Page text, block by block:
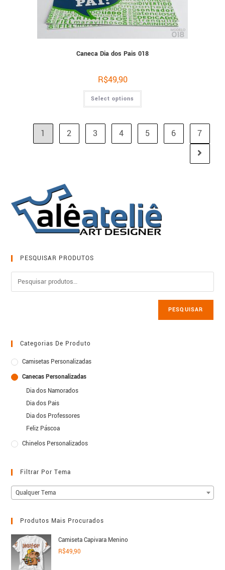
Caneca Dia dos Pais 018
R$49,90
Select options
1 2 3 4 5 6 7
PESQUISAR PRODUTOS
PESQUISAR
Categorias De Produto
Camisetas Personalizadas
Canecas Personalizadas
Dia dos Namorados
Dia dos Pais
Dia dos Professores
Feliz Páscoa
Chinelos Personalizados
Filtrar Por Tema
Qualquer Tema
Produtos Mais Procurados
Camiseta Capivara Menino
R$49,90